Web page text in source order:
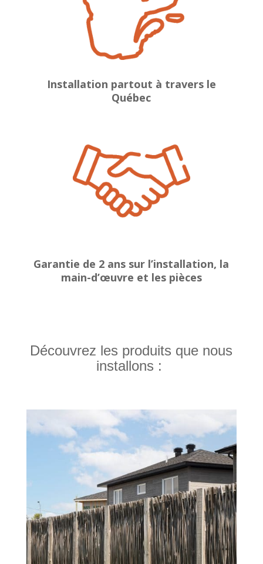
Installation partout à travers le
Québec
Garantie de 2 ans sur l’installation, la
main-d’œuvre et les pièces
Découvrez les produits que nous
installons :